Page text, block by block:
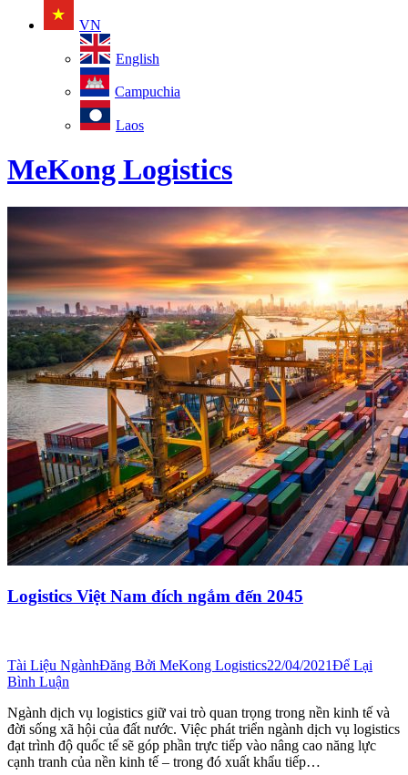
VN
English
Campuchia
Laos
MeKong Logistics
Logistics Việt Nam đích ngắm đến 2045
Tài Liệu NgànhĐăng Bởi MeKong Logistics22/04/2021Để Lại
Bình Luận
Ngành dịch vụ logistics giữ vai trò quan trọng trong nền kinh tế và
đời sống xã hội của đất nước. Việc phát triển ngành dịch vụ logistics
đạt trình độ quốc tế sẽ góp phần trực tiếp vào nâng cao năng lực
cạnh tranh của nền kinh tế – trong đó xuất khẩu tiếp…